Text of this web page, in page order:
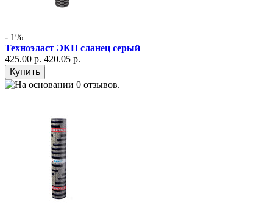
- 1%
Техноэласт ЭКП сланец серый
425.00 р. 420.05 р.